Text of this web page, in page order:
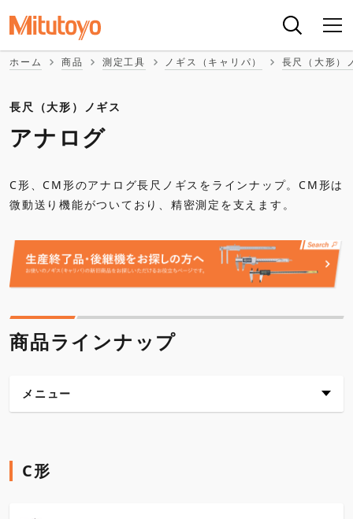
ホーム 商品 測定工具 ノギス（キャリパ） 長尺（大形）
長尺（大形）ノギス
アナログ
C形、CM形のアナログ長尺ノギスをラインナップ。CM形は
微動送り機能がついており、精密測定を支えます。
商品ラインナップ
メニュー
CM形
C形